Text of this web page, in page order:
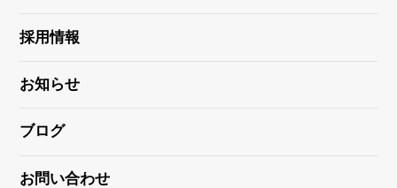
採用情報
お知らせ
ブログ
お問い合わせ